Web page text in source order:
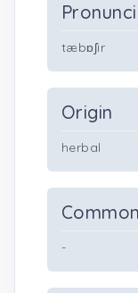
tæbɒʃir
Origin
herbal
-